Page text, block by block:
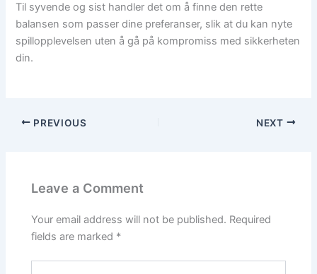
Til syvende og sist handler det om å finne den rette
balansen som passer dine preferanser, slik at du kan nyte
spillopplevelsen uten å gå på kompromiss med sikkerheten
din.
PREVIOUS NEXT
Leave a Comment
Your email address will not be published. Required
fields are marked *